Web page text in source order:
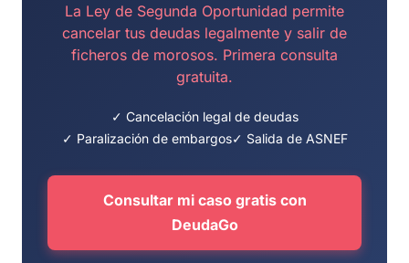
La Ley de Segunda Oportunidad permite
cancelar tus deudas legalmente y salir de
ficheros de morosos. Primera consulta
gratuita.
✓ Cancelación legal de deudas
✓ Paralización de embargos✓ Salida de ASNEF
Consultar mi caso gratis con
DeudaGo